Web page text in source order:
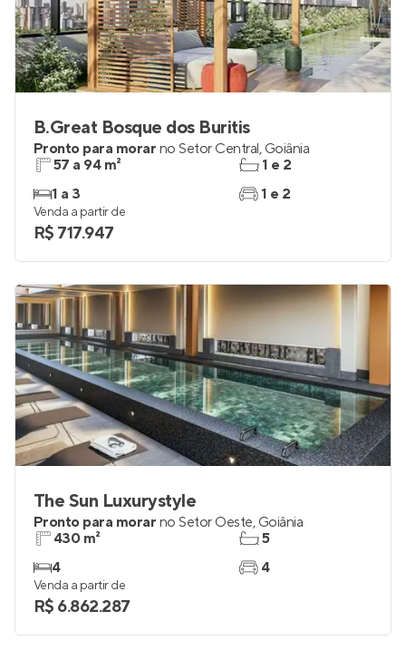
B.Great Bosque dos Buritis
Pronto para morar no Setor Central, Goiânia
57 a 94 m²
1 a 3
1 e 2
1 e 2
Venda a partir de
R$ 717.947
The Sun Luxurystyle
Pronto para morar no Setor Oeste, Goiânia
430 m²
4
5
4
Venda a partir de
R$ 6.862.287